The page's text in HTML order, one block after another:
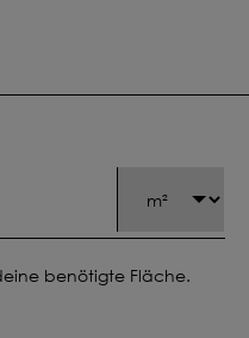
benötigte Fläche.